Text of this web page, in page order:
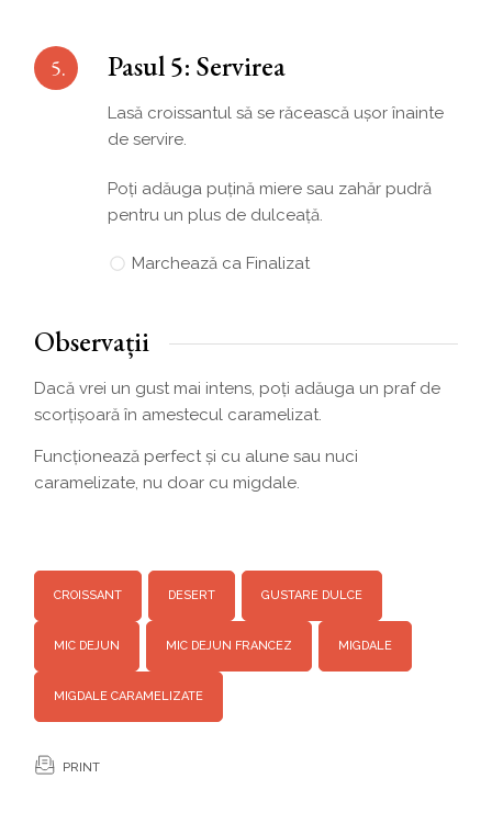
5. Pasul 5: Servirea
Lasă croissantul să se răcească ușor înainte
de servire.
Poți adăuga puțină miere sau zahăr pudră
pentru un plus de dulceață.
Marchează ca Finalizat
Observații
Dacă vrei un gust mai intens, poți adăuga un praf de
scorțișoară în amestecul caramelizat.
Funcționează perfect și cu alune sau nuci
caramelizate, nu doar cu migdale.
CROISSANT DESERT GUSTARE DULCE
MIC DEJUN MIC DEJUN FRANCEZ MIGDALE
MIGDALE CARAMELIZATE
PRINT